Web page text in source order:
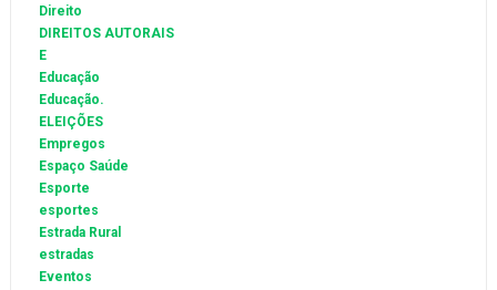
Direito
DIREITOS AUTORAIS
E
Educação
Educação.
ELEIÇÕES
Empregos
Espaço Saúde
Esporte
esportes
Estrada Rural
estradas
Eventos